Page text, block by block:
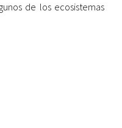
de los ecosistemas